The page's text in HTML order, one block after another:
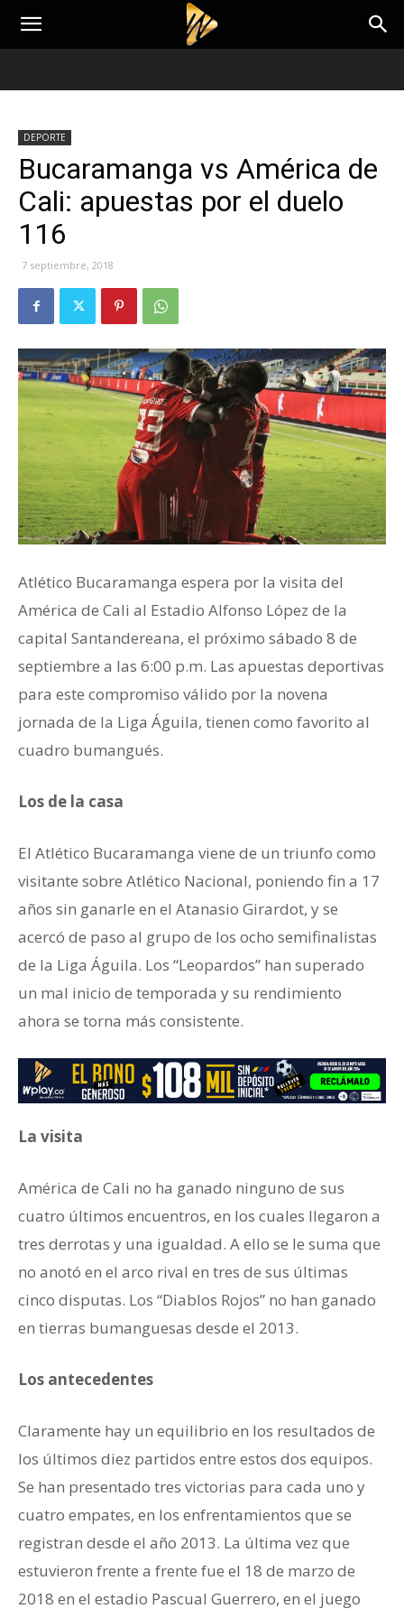
DEPORTE
Bucaramanga vs América de
Cali: apuestas por el duelo
116
7 septiembre, 2018
Atlético Bucaramanga espera por la visita del
América de Cali al Estadio Alfonso López de la
capital Santandereana, el próximo sábado 8 de
septiembre a las 6:00 p.m. Las apuestas deportivas
para este compromiso válido por la novena
jornada de la Liga Águila, tienen como favorito al
cuadro bumangués.
Los de la casa
El Atlético Bucaramanga viene de un triunfo como
visitante sobre Atlético Nacional, poniendo fin a 17
años sin ganarle en el Atanasio Girardot, y se
acercó de paso al grupo de los ocho semifinalistas
de la Liga Águila. Los “Leopardos” han superado
un mal inicio de temporada y su rendimiento
ahora se torna más consistente.
La visita
América de Cali no ha ganado ninguno de sus
cuatro últimos encuentros, en los cuales llegaron a
tres derrotas y una igualdad. A ello se le suma que
no anotó en el arco rival en tres de sus últimas
cinco disputas. Los “Diablos Rojos” no han ganado
en tierras bumanguesas desde el 2013.
Los antecedentes
Claramente hay un equilibrio en los resultados de
los últimos diez partidos entre estos dos equipos.
Se han presentado tres victorias para cada uno y
cuatro empates, en los enfrentamientos que se
registran desde el año 2013. La última vez que
estuvieron frente a frente fue el 18 de marzo de
2018 en el estadio Pascual Guerrero, en el juego